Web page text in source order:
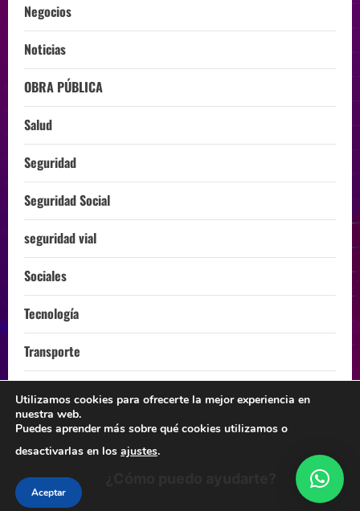
Negocios
Noticias
OBRA PÚBLICA
Salud
Seguridad
Seguridad Social
seguridad vial
Sociales
Tecnología
Transporte
ÚLTIMA HORA
Instagram Youtube
Utilizamos cookies para ofrecerte la mejor experiencia en
nuestra web.
Puedes aprender más sobre qué cookies utilizamos o
desactivarlas en los ajustes.
Aceptar